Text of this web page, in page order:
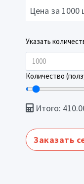
Цена за 1000
Указать
Количество
Итого:
Заказать